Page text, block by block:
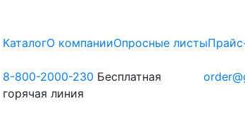
КаталогО компанииОпросные листы
8-800-2000-230 Бесплатная
горячая линия